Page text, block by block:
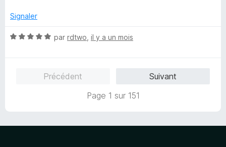
r1
u
Signaler
N
par rdtwo il y a un mois
Précédent
Suivant
Page 1 sur 151